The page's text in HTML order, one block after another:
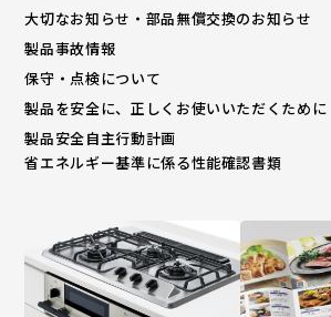
大切なお知らせ・部品無償交換のお知らせ
製品事故情報
保守・点検について
製品を安全に、正しくお使いいただくために
製品安全自主行動計画
省エネルギー基準に係る性能確認書類